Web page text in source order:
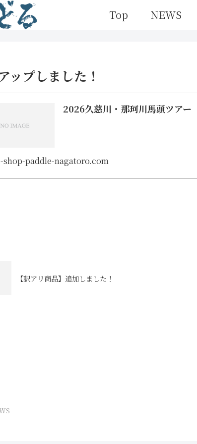
Top NEWS
ップしました！
2026久慈川・那珂川馬頭ツアー
shop-paddle-nagatoro.com
【訳アリ商品】追加しました！